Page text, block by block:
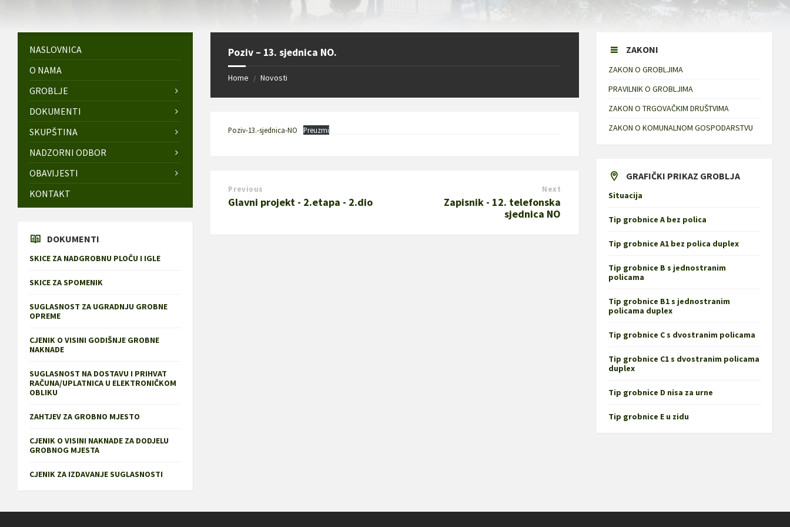
Poziv – 13. sjednica NO.
Home / Novosti
Poziv-13.-sjednica-NO Preuzmi
Previous
Glavni projekt - 2.etapa - 2.dio
Next
Zapisnik - 12. telefonska
sjednica NO
NASLOVNICA
O NAMA
GROBLJE
DOKUMENTI
SKUPŠTINA
NADZORNI ODBOR
OBAVIJESTI
KONTAKT
DOKUMENTI
SKICE ZA NADGROBNU PLOČU I IGLE
SKICE ZA SPOMENIK
SUGLASNOST ZA UGRADNJU GROBNE
OPREME
CJENIK O VISINI GODIŠNJE GROBNE
NAKNADE
SUGLASNOST NA DOSTAVU I PRIHVAT
RAČUNA/UPLATNICA U ELEKTRONIČKOM
OBLIKU
ZAHTJEV ZA GROBNO MJESTO
CJENIK O VISINI NAKNADE ZA DODJELU
GROBNOG MJESTA
CJENIK ZA IZDAVANJE SUGLASNOSTI
ZAKONI
ZAKON O GROBLJIMA
PRAVILNIK O GROBLJIMA
ZAKON O TRGOVAČKIM DRUŠTVIMA
ZAKON O KOMUNALNOM GOSPODARSTVU
GRAFIČKI PRIKAZ GROBLJA
Situacija
Tip grobnice A bez polica
Tip grobnice A1 bez polica duplex
Tip grobnice B s jednostranim
policama
Tip grobnice B1 s jednostranim
policama duplex
Tip grobnice C s dvostranim policama
Tip grobnice C1 s dvostranim policama
duplex
Tip grobnice D nisa za urne
Tip grobnice E u zidu